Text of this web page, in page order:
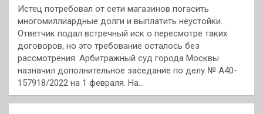
Истец потребовал от сети магазинов погасить
многомиллиардные долги и выплатить неустойки.
Ответчик подал встречный иск о пересмотре таких
договоров, но это требование осталось без
рассмотрения. Арбитражный суд города Москвы
назначил дополнительное заседание по делу № А40-
157918/2022 на 1 февраля. На…